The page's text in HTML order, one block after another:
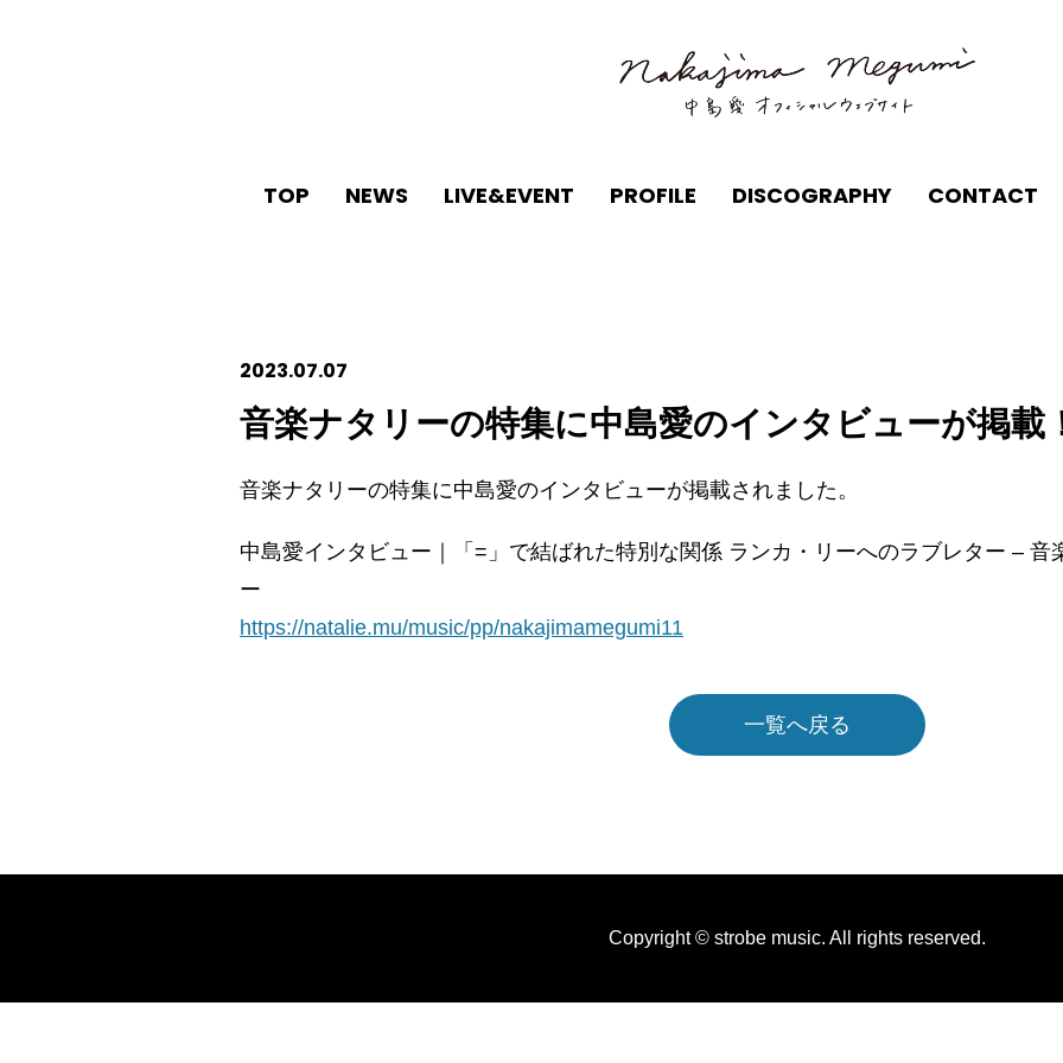
TOP NEWS LIVE&EVENT PROFILE DISCOGRAPHY CONTACT
2023.07.07
音楽ナタリーの特集に中島愛のインタビューが掲載
音楽ナタリーの特集に中島愛のインタビューが掲載されました。
中島愛インタビュー｜「=」で結ばれた特別な関係 ランカ・リーへのラブレター – 音
ー
https://natalie.mu/music/pp/nakajimamegumi11
一覧へ戻る
Copyright © strobe music. All rights reserved.